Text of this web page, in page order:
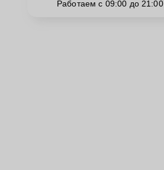
Работаем с 09:00 до 21:00